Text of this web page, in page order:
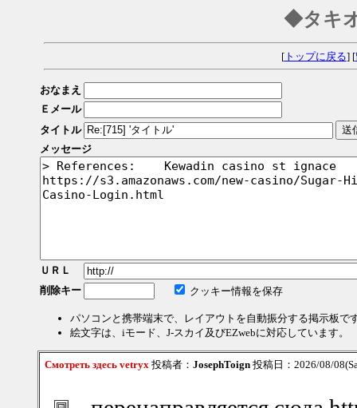
◆タキ
[トップに戻る] [
おなまえ
Ｅメール
タイトル
メッセージ
ＵＲＬ
削除キー
クッキー情報を保存
パソコンと携帯端末で、レイアウトを自動振分する掲示板で
絵文字は、iモード、J-スカイ及びEZwebに対応しています。
Смотреть здесь vetryx 投稿者： JosephToign 投稿日：2026/08/